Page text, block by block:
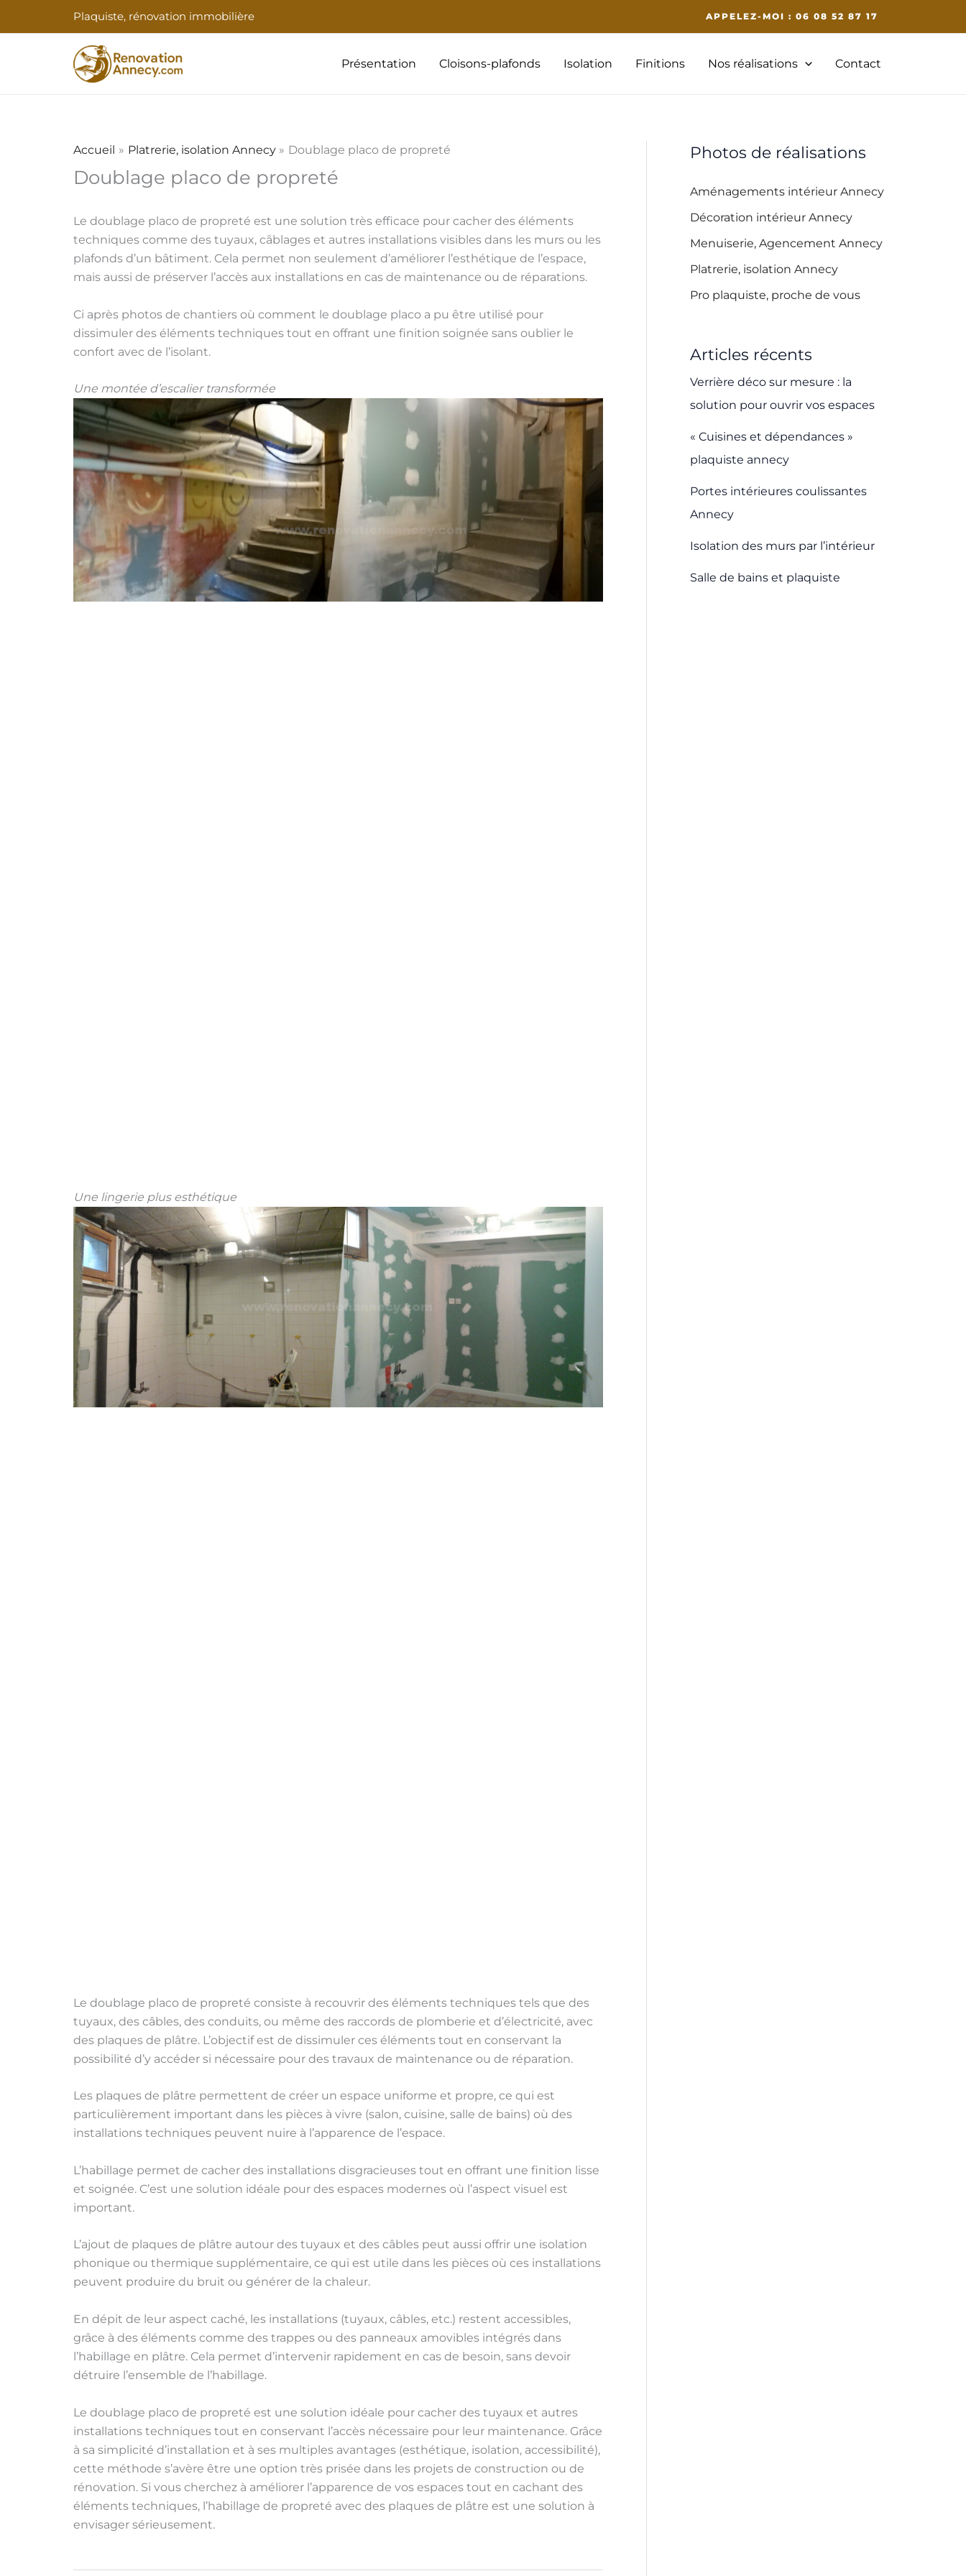
Plaquiste, rénovation immobilière APPELEZ-MOI : 06 08 52 87 17
Présentation Cloisons-plafonds Isolation Finitions Nos réalisations Contact
Accueil Platrerie, isolation Annecy Doublage placo de propreté
Doublage placo de propreté
Le doublage placo de propreté est une solution très efficace pour cacher des éléments
techniques comme des tuyaux, câblages et autres installations visibles dans les murs ou les
plafonds d’un bâtiment. Cela permet non seulement d’améliorer l’esthétique de l’espace,
mais aussi de préserver l’accès aux installations en cas de maintenance ou de réparations.
Ci après photos de chantiers où comment le doublage placo a pu être utilisé pour
dissimuler des éléments techniques tout en offrant une finition soignée sans oublier le
confort avec de l’isolant.
Une montée d’escalier transformée
Une lingerie plus esthétique
Le doublage placo de propreté consiste à recouvrir des éléments techniques tels que des
tuyaux, des câbles, des conduits, ou même des raccords de plomberie et d’électricité, avec
des plaques de plâtre. L’objectif est de dissimuler ces éléments tout en conservant la
possibilité d’y accéder si nécessaire pour des travaux de maintenance ou de réparation.
Les plaques de plâtre permettent de créer un espace uniforme et propre, ce qui est
particulièrement important dans les pièces à vivre (salon, cuisine, salle de bains) où des
installations techniques peuvent nuire à l’apparence de l’espace.
L’habillage permet de cacher des installations disgracieuses tout en offrant une finition lisse
et soignée. C’est une solution idéale pour des espaces modernes où l’aspect visuel est
important.
L’ajout de plaques de plâtre autour des tuyaux et des câbles peut aussi offrir une isolation
phonique ou thermique supplémentaire, ce qui est utile dans les pièces où ces installations
peuvent produire du bruit ou générer de la chaleur.
En dépit de leur aspect caché, les installations (tuyaux, câbles, etc.) restent accessibles,
grâce à des éléments comme des trappes ou des panneaux amovibles intégrés dans
l’habillage en plâtre. Cela permet d’intervenir rapidement en cas de besoin, sans devoir
détruire l’ensemble de l’habillage.
Le doublage placo de propreté est une solution idéale pour cacher des tuyaux et autres
installations techniques tout en conservant l’accès nécessaire pour leur maintenance. Grâce
à sa simplicité d’installation et à ses multiples avantages (esthétique, isolation, accessibilité),
cette méthode s’avère être une option très prisée dans les projets de construction ou de
rénovation. Si vous cherchez à améliorer l’apparence de vos espaces tout en cachant des
éléments techniques, l’habillage de propreté avec des plaques de plâtre est une solution à
envisager sérieusement.
Photos de réalisations
Aménagements intérieur Annecy
Décoration intérieur Annecy
Menuiserie, Agencement Annecy
Platrerie, isolation Annecy
Pro plaquiste, proche de vous
Articles récents
Verrière déco sur mesure : la
solution pour ouvrir vos espaces
« Cuisines et dépendances »
plaquiste annecy
Portes intérieures coulissantes
Annecy
Isolation des murs par l’intérieur
Salle de bains et plaquiste